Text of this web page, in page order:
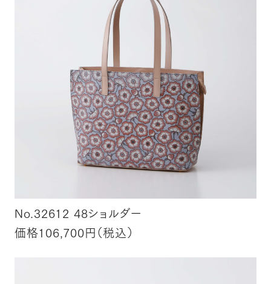
No.32612 48ショルダー
価格106,700円（税込）